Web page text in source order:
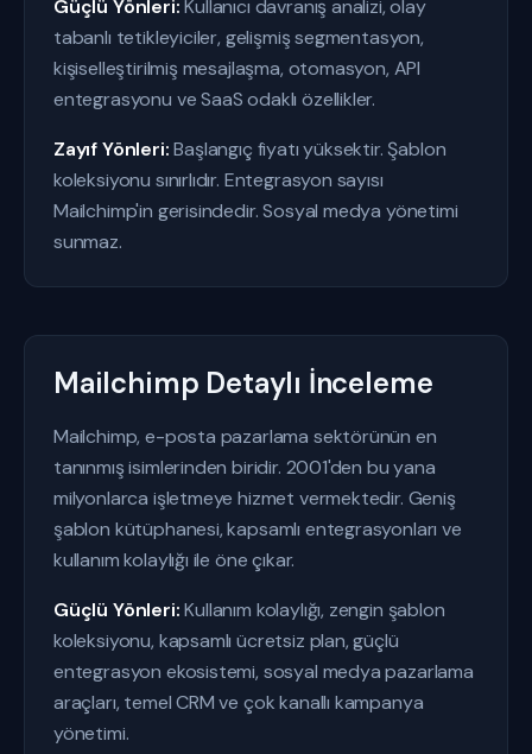
Güçlü Yönleri:Kullanıcı davranış analizi, olay
tabanlı tetikleyiciler, gelişmiş segmentasyon,
kişiselleştirilmiş mesajlaşma, otomasyon, API
entegrasyonu ve SaaS odaklı özellikler.
Zayıf Yönleri:Başlangıç fiyatı yüksektir. Şablon
koleksiyonu sınırlıdır. Entegrasyon sayısı
Mailchimp'in gerisindedir. Sosyal medya yönetimi
sunmaz.
Mailchimp Detaylı İnceleme
Mailchimp, e-posta pazarlama sektörünün en
tanınmış isimlerinden biridir. 2001'den bu yana
milyonlarca işletmeye hizmet vermektedir. Geniş
şablon kütüphanesi, kapsamlı entegrasyonları ve
kullanım kolaylığı ile öne çıkar.
Güçlü Yönleri:Kullanım kolaylığı, zengin şablon
koleksiyonu, kapsamlı ücretsiz plan, güçlü
entegrasyon ekosistemi, sosyal medya pazarlama
araçları, temel CRM ve çok kanallı kampanya
yönetimi.